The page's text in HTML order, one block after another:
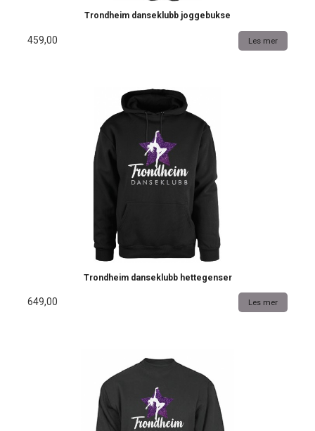
Trondheim danseklubb joggebukse
459,00 Les mer
Trondheim danseklubb hettegenser
649,00 Les mer